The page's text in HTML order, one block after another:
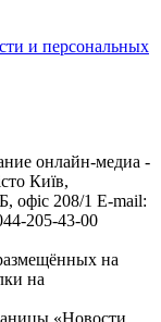
и персональных
онлайн-медиа -
Київ,
208/1 E-mail:
205-43-00
на
на
«Новости